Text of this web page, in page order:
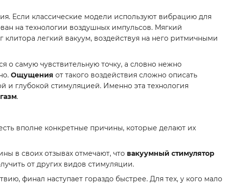
Если классические модели используют вибрацию для
на технологии воздушных импульсов. Мягкий
легкий вакуум, воздействуя на него ритмичными
о самую чувствительную точку, а словно нежно
Ощущения от такого воздействия сложно описать
и глубокой стимуляцией. Именно эта технология
.
вполне конкретные причины, которые делают их
в своих отзывах отмечают, что вакуумный стимулятор
от других видов стимуляции.
финал наступает гораздо быстрее. Для тех, у кого мало